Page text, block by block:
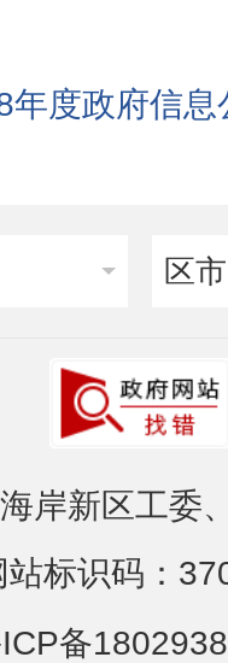
年度政府信
区
岸新区工委
站标识码：
备